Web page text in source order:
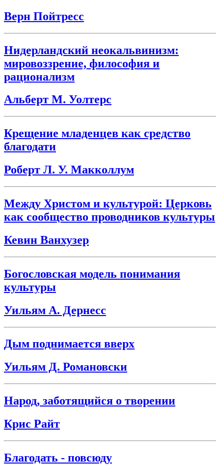
Верн Пойтресс
Нидерландский неокальвинизм:
мировоззрение, философия и
рационализм
Альберт М. Уолтерс
Крещение младенцев как средство
благодати
Роберт Л. У. Макколлум
Между Христом и культурой: Церковь
как сообщество проводников культуры
Кевин Ванхузер
Богословская модель понимания
культуры
Уильям А. Дернесс
Дым поднимается вверх
Уильям Д. Романовски
Народ, заботящийся о творении
Крис Райт
Благодать - повсюду